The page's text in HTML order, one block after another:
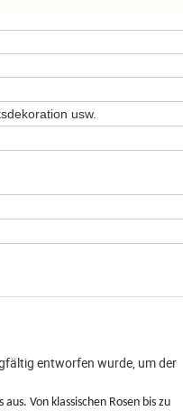
usw.
entworfen wurde, um der
Von klassischen Rosen bis zu